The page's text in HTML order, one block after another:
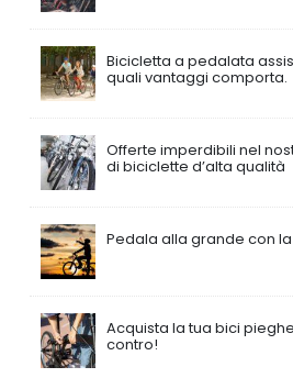
Bicicletta a pedalata
quali vantaggi comporta.
Offerte imperdibili nel
di biciclette d’alta qualità
Pedala alla grande con
Acquista la tua bici
contro!